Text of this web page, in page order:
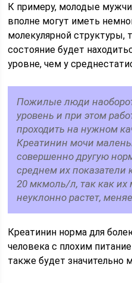
К примеру, молодые
вполне могут иметь
молекулярной структуры,
состояние будет
уровне, чем у
Пожилые люди
уровень и при этом
проходить на нужном
Креатинин мочи
совершенно другую
среднем их показатели
20 мкмоль/л, так как
неуклонно растет,
Креатинин норма для
человека с плохим
также будет